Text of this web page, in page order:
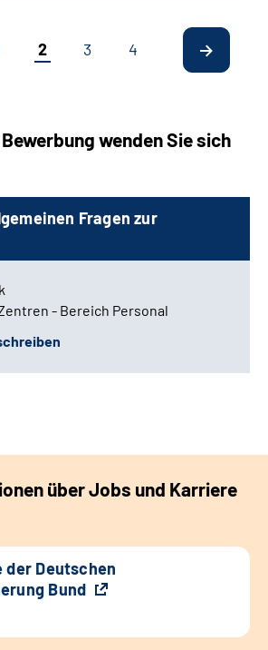
2 3 4
wenden Sie sich
Fragen zur
- Bereich Personal
über Jobs und Karriere
der Deutschen
Bund